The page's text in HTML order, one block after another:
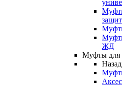
ЖД
Муфты для
Назад